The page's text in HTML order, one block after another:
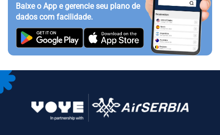
Baixe o App e gerencie seu plano de
dados com facilidade.